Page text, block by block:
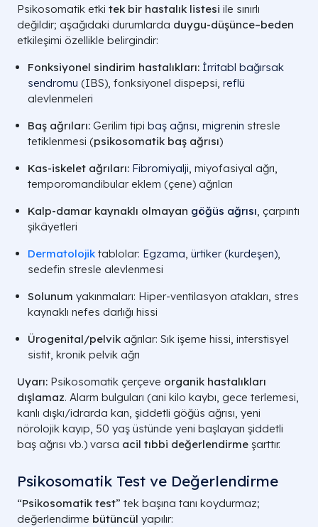
Psikosomatik etki tek bir hastalık listesi ile sınırlı
değildir; aşağıdaki durumlarda duygu-düşünce–beden
etkileşimi özellikle belirgindir:
Fonksiyonel sindirim hastalıkları: İrritabl bağırsak
sendromu (IBS), fonksiyonel dispepsi, reflü
alevlenmeleri
Baş ağrıları: Gerilim tipi baş ağrısı, migrenin stresle
tetiklenmesi (psikosomatik baş ağrısı)
Kas-iskelet ağrıları: Fibromiyalji, miyofasiyal ağrı,
temporomandibular eklem (çene) ağrıları
Kalp-damar kaynaklı olmayan göğüs ağrısı, çarpıntı
şikâyetleri
Dermatolojik tablolar: Egzama, ürtiker (kurdeşen),
sedefin stresle alevlenmesi
Solunum yakınmaları: Hiper-ventilasyon atakları, stres
kaynaklı nefes darlığı hissi
Ürogenital/pelvik ağrılar: Sık işeme hissi, interstisyel
sistit, kronik pelvik ağrı
Uyarı: Psikosomatik çerçeve organik hastalıkları
dışlamaz. Alarm bulguları (ani kilo kaybı, gece terlemesi,
kanlı dışkı/idrarda kan, şiddetli göğüs ağrısı, yeni
nörolojik kayıp, 50 yaş üstünde yeni başlayan şiddetli
baş ağrısı vb.) varsa acil tıbbi değerlendirme şarttır.
Psikosomatik Test ve Değerlendirme
“Psikosomatik test” tek başına tanı koydurmaz;
değerlendirme bütüncül yapılır: